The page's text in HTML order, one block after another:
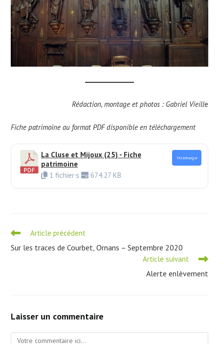
Rédaction, montage et photos : Gabriel Vieille
Fiche patrimoine au format PDF disponible en téléchargement
La Cluse et Mijoux (25) - Fiche
patrimoine
1 fichier·s
674.27 KB
Télécharger
Read
articles
Article précédent
Sur les traces de Courbet, Ornans – Septembre 2020
Article suivant
Alerte enlèvement
Laisser un commentaire
Comment